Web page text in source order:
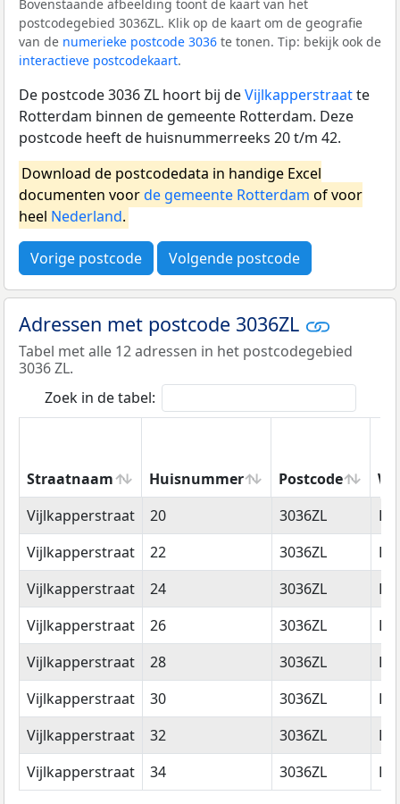
Bovenstaande afbeelding toont de kaart van het
postcodegebied 3036ZL. Klik op de kaart om de geografie
van de numerieke postcode 3036 te tonen. Tip: bekijk ook de
interactieve postcodekaart.
De postcode 3036 ZL hoort bij deVijlkapperstraatte
Rotterdam binnen de gemeente Rotterdam. Deze
postcode heeft de huisnummerreeks 20 t/m 42.
Download de postcodedata in handige Excel
documenten voorde gemeente Rotterdam of voor
heel Nederland.
Vorige postcode Volgende postcode
Adressen met postcode 3036ZL
Tabel met alle 12 adressen in het postcodegebied
3036 ZL.
Zoek in de tabel:
Straatnaam Huisnummer Postcode
Straatnaam
Huisnummer Postcode
Vijlkapperstraat 20 3036ZL
Vijlkapperstraat
22 3036ZL
Vijlkapperstraat
24 3036ZL
Vijlkapperstraat
26 3036ZL
Vijlkapperstraat
28 3036ZL
Vijlkapperstraat
30 3036ZL
Vijlkapperstraat
32 3036ZL
Vijlkapperstraat
34 3036ZL